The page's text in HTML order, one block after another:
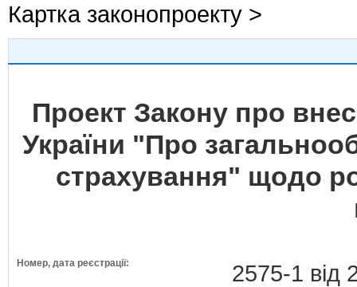
Картка законопроекту >
Проект Закону про
України "Про
страхування" щодо
Номер, дата реєстрації: 2575-1 від